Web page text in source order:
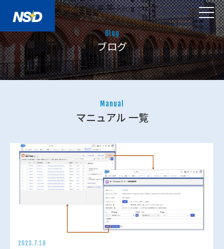
Blog
ブログ
Manual
マニュアル 一覧
2023.7.18